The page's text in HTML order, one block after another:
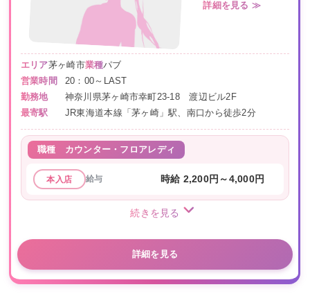
詳細を見る ≫
エリア茅ヶ崎市業種パブ
営業時間
20：00～LAST
勤務地
神奈川県茅ヶ崎市幸町23-18 渡辺ビル2F
最寄駅
JR東海道本線「茅ヶ崎」駅、南口から徒歩2分
職種 カウンター・フロアレディ
本入店 給与 時給 2,200円～4,000円
続きを見る
詳細を見る